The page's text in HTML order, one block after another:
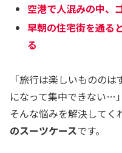
空港で人混みの中、
早朝の住宅街を通る
る
「旅行は楽しいものの
になって集中できない…」
そんな悩みを解決してく
のスーツケースです。